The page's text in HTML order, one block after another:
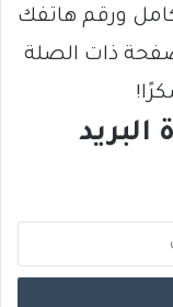
ورقم هاتفك
ذات الصلة